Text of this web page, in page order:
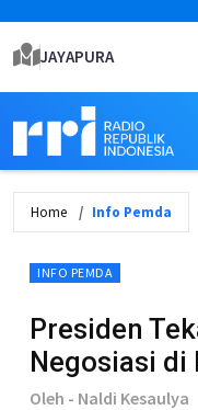
JAYAPURA
Home Info Pemda
INFO PEMDA
Presiden
Negosiasi di
Oleh - Naldi Kesaulya